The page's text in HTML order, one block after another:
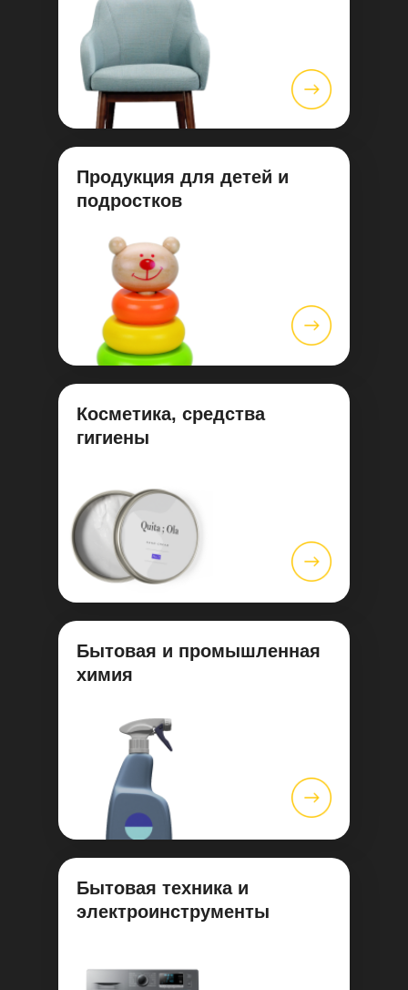
Продукция для детей и
подростков
Косметика, средства
гигиены
Бытовая и промышленная
химия
Бытовая техника и
электроинструменты